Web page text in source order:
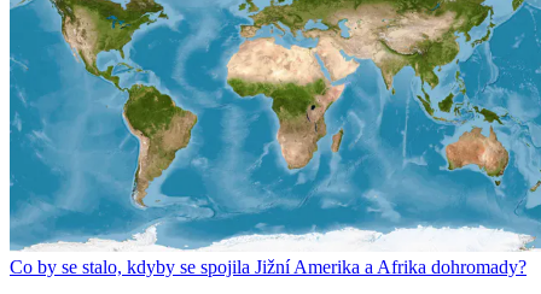
Co by se stalo, kdyby se spojila Jižní Amerika a Afrika dohromady?